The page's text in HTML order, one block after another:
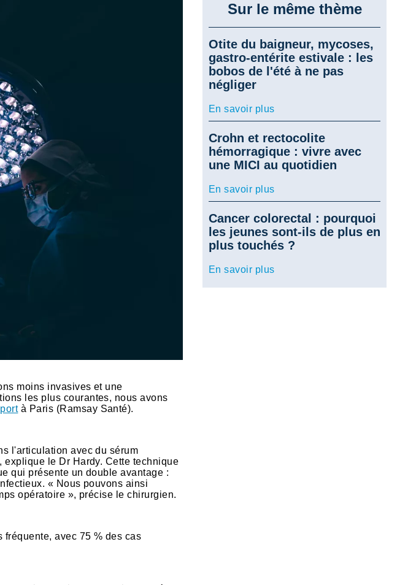
moins invasives et une
les plus courantes, nous avons
à Paris (Ramsay Santé).
l'articulation avec du sérum
le Dr Hardy. Cette technique
qui présente un double avantage :
« Nous pouvons ainsi
opératoire », précise le chirurgien.
fréquente, avec 75 % des cas
Sur le même thème
Otite du baigneur, mycoses,
gastro-entérite estivale : les
bobos de l'été à ne pas
négliger
En savoir plus
Crohn et rectocolite
hémorragique : vivre avec
une MICI au quotidien
En savoir plus
Cancer colorectal : pourquoi
les jeunes sont-ils de plus en
plus touchés ?
En savoir plus